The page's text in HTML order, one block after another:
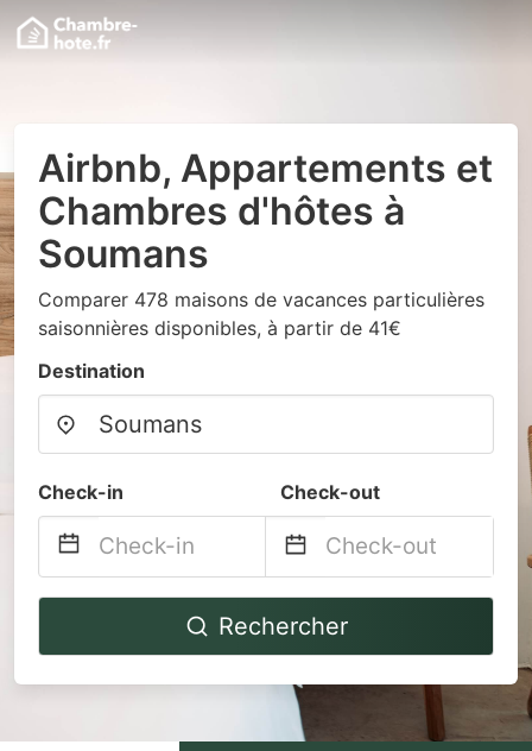
Airbnb, Appartements et
Chambres d'hôtes à
Soumans
Comparer 478 maisons de vacances particulières
saisonnières disponibles, à partir de 41€
Destination
Check-in Check-out
Navigate
to
with
Navigate
backward
to
interact
with
Rechercher